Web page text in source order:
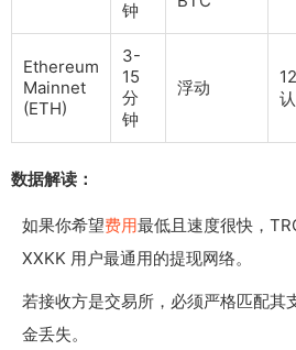
钟
Ethereum
Mainnet
(ETH)
3-
15
分
钟
浮动
认
数据解读：
如果你希望费用最低且速度很快，
XXKK 用户最通用的提现网络。
若接收方是交易所，必须严格匹配其
金丢失。